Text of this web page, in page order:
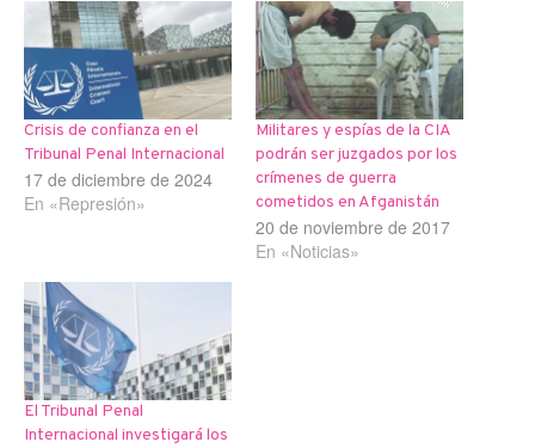
Crisis de confianza en el
Tribunal Penal Internacional
17 de diciembre de 2024
En «Represión»
Militares y espías de la CIA
podrán ser juzgados por los
crímenes de guerra
cometidos en Afganistán
20 de noviembre de 2017
En «Noticias»
El Tribunal Penal
Internacional investigará los